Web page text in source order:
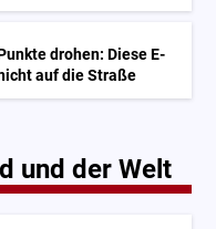
drohen: Diese E-
auf die Straße
und der Welt